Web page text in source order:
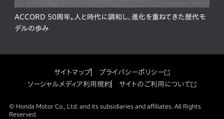
ACCORD 50周年。人と時代に調和し、進化を重ねてきた歴代モ
デルの歩み
サイトマップ
プライバシーポリシー
ソーシャルメディア利用規約
サイトのご利用について
© Honda Motor Co., Ltd. and its subsidiaries and affiliates. All Rights
Reserved.